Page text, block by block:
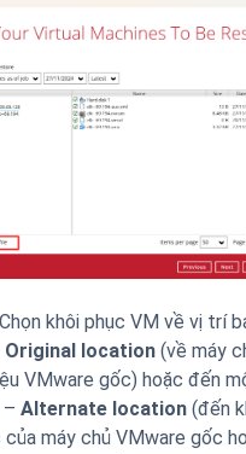
khôi phục VM về vị trí
Original location (về máy
VMware gốc) hoặc đến
Alternate location (đến
của máy chủ VMware gốc